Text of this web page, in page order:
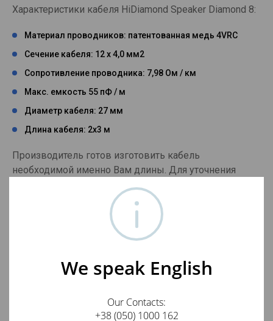
Характеристики кабеля HiDiamond Speaker Diamond 8:
Материал проводников: патентованная медь 4VRC
Сечение кабеля: 12 х 4,0 мм2
Сопротивление проводника: 7,98 Ом / км
Макс. емкость 55 пФ / м
Диаметр кабеля: 27 мм
Длина кабеля: 2х3 м
Производитель готов изготовить кабель
необходимой именно Вам длины. Для уточнения
Тест акустического кабеля HiDiamond Speaker
можно прочесть здесь
We speak English
Our Contacts:
+38 (050) 1000 162